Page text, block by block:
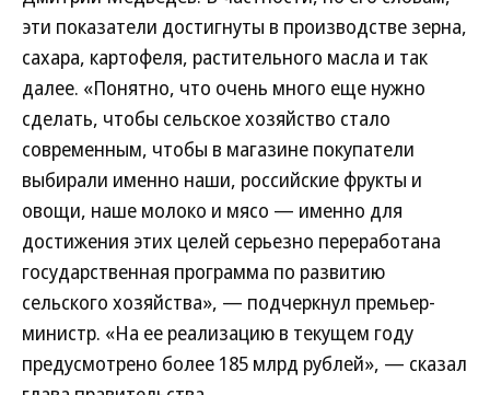
эти показатели достигнуты в производстве зерна,
сахара, картофеля, растительного масла и так
далее. «Понятно, что очень много еще нужно
сделать, чтобы сельское хозяйство стало
современным, чтобы в магазине покупатели
выбирали именно наши, российские фрукты и
овощи, наше молоко и мясо — именно для
достижения этих целей серьезно переработана
государственная программа по развитию
сельского хозяйства», — подчеркнул премьер-
министр. «На ее реализацию в текущем году
предусмотрено более 185 млрд рублей», — сказал